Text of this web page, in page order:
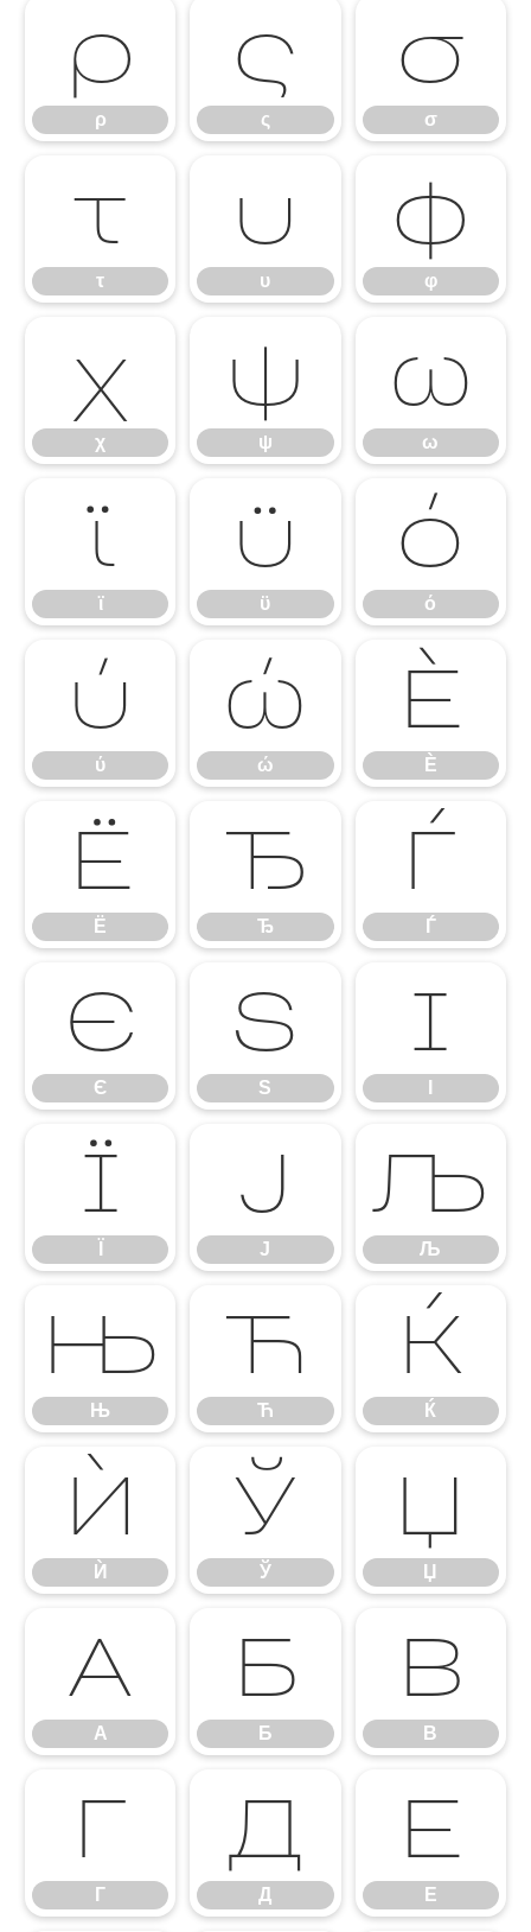
ρ
ρ
ς
ς
σ
σ
τ
τ
υ
υ
φ
φ
χ
χ
ψ
ψ
ω
ω
ϊ
ϊ
ϋ
ϋ
ό
ό
ύ
ύ
ώ
ώ
Ѐ
Ѐ
Ё
Ё
Ђ
Ђ
Ѓ
Ѓ
Є
Є
Ѕ
Ѕ
І
Ї Ј
Ј
Љ
Љ
Њ
Њ
Ћ
Ћ
Ќ
Ќ
Ѝ
Ѝ
Ў
Ў
Џ
Џ
А
А
Б
Б
В
В
Г
Г
Д
Д
Е
Е